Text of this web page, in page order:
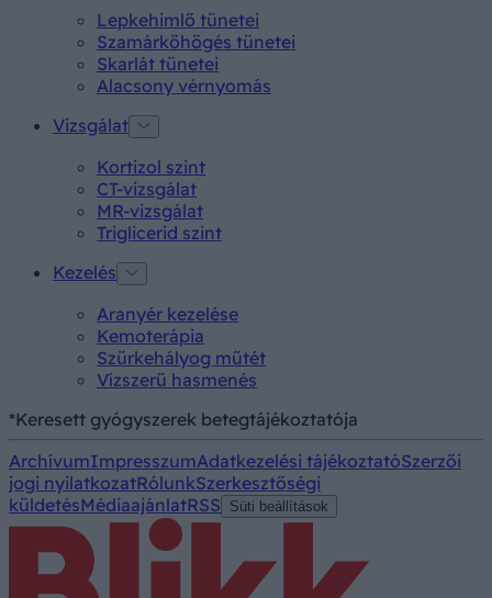
Lepkehimlő tünetei
Szamárköhögés tünetei
Skarlát tünetei
Alacsony vérnyomás
Vizsgálat
Kortizol szint
CT-vizsgálat
MR-vizsgálat
Triglicerid szint
Kezelés
Aranyér kezelése
Kemoterápia
Szürkehályog műtét
Vízszerű hasmenés
*Keresett gyógyszerek betegtájékoztatója
ArchívumImpresszumAdatkezelési tájékoztatóSzerzői
jogi nyilatkozatRólunkSzerkesztőségi
küldetésMédiaajánlatRSS Süti beállítások